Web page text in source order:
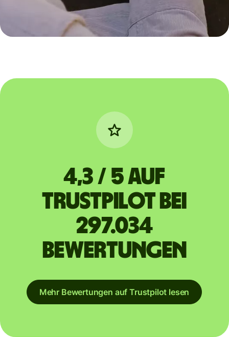
4,3 / 5 auf
Trustpilot bei
297.034
Bewertungen
Mehr Bewertungen auf Trustpilot lesen